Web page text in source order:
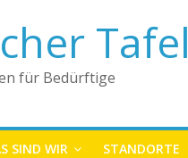
Tafel
für Bedürftige
SIND WIR STANDORTE